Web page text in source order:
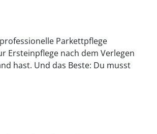
Parkettpflege
Ersteinpflege nach dem Verlegen
hast. Und das Beste: Du musst